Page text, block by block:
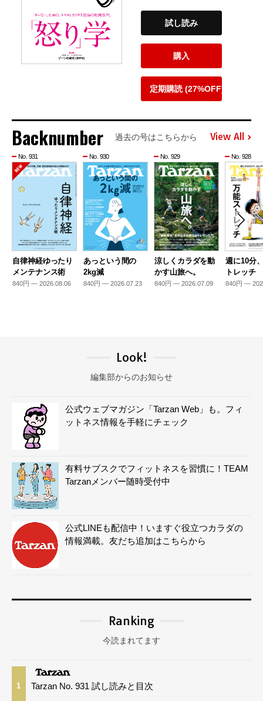
試し読み
購入
定期購読 (27%OFF)
Backnumber 過去の号はこちらから View All
No. 931
自律神経ゆったり
メンテナンス術
840円 — 2026.08.06
No. 930
あっという間の
2kg減
840円 — 2026.07.23
No. 929
涼しくカラダを動
かす山旅へ。
840円 — 2026.07.09
No. 928
週に10分
トレッチ
840円 —
Look!
編集部からのお知らせ
公式ウェブマガジン「Tarzan Web」も。フィ
ットネス情報を手軽にチェック
有料サブスクでフィットネスを習慣に！TEAM
Tarzanメンバー随時受付中
公式LINEも配信中！いますぐ役立つカラダの
情報満載。友だち追加はこちらから
Ranking
今読まれてます
1 Tarzan No. 931 試し読みと目次